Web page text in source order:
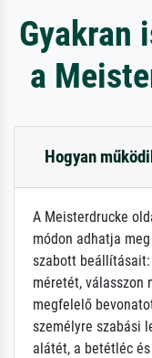
Gyakran
a
Hogyan
A Meisterdrucke
módon adhatja
szabott
méretét, válasszon
megfelelő
személyre szabási
alátét, a betétléc